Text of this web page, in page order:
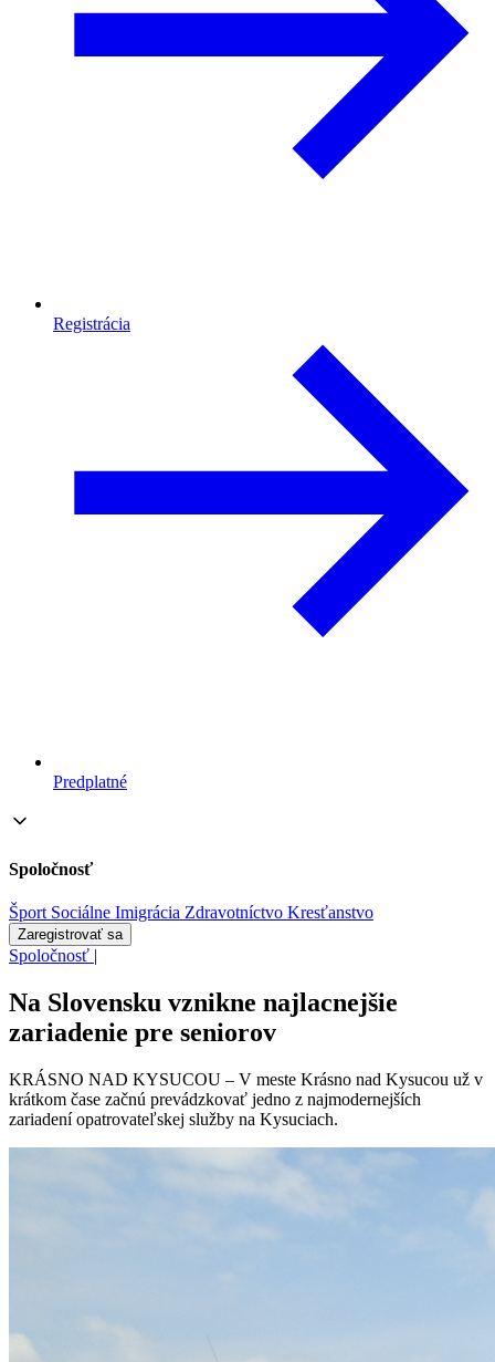
Registrácia
Predplatné
Spoločnosť
Šport Sociálne Imigrácia Zdravotníctvo Kresťanstvo
Zaregistrovať sa
Spoločnosť |
Na Slovensku vznikne najlacnejšie
zariadenie pre seniorov
KRÁSNO NAD KYSUCOU –⁠ V meste Krásno nad Kysucou už v
krátkom čase začnú prevádzkovať jedno z najmodernejších
zariadení opatrovateľskej služby na Kysuciach.